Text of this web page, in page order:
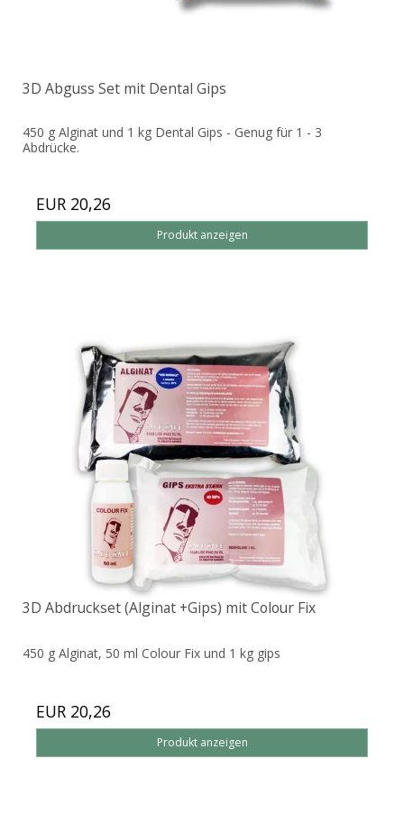
3D Abguss Set mit Dental Gips
450 g Alginat und 1 kg Dental Gips - Genug für 1 - 3
Abdrücke.
EUR 20,26
Produkt anzeigen
3D Abdruckset (Alginat +Gips) mit Colour Fix
450 g Alginat, 50 ml Colour Fix und 1 kg gips
EUR 20,26
Produkt anzeigen